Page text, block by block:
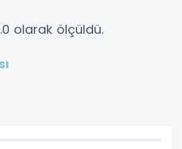
olarak ölçüldü.